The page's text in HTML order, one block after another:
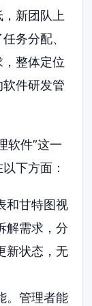
新团队上
务分配、
整体定位
件研发管
软件”这一
下方面：
和甘特图视
解需求，分
新状态，无
。管理者能